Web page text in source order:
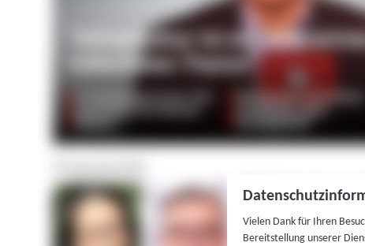
Vielen Dank für Ihren
Bereitstellung unserer